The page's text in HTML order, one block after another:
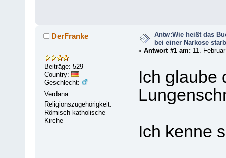
DerFranke
Beiträge: 529
Country:
Geschlecht:
Verdana
Religionszugehörigkeit:
Römisch-katholische
Kirche
Antw:Wie heißt das
bei einer Narkose
« Antwort #1 am: 11.
Ich glaube
Ich kenne